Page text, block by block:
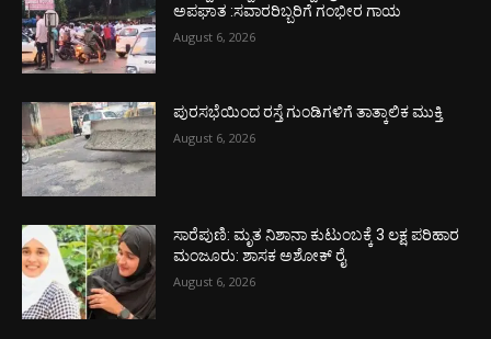
ಅಪಘಾತ :ಸವಾರರಿಬ್ಬರಿಗೆ ಗಂಭೀರ ಗಾಯ
August 6, 2026
ಪುರಸಭೆಯಿಂದ ರಸ್ತೆ ಗುಂಡಿಗಳಿಗೆ ತಾತ್ಕಾಲಿಕ ಮುಕ್ತಿ
August 6, 2026
ಸಾರೆಪುಣಿ: ಮೃತ ನಿಶಾನಾ ಕುಟುಂಬಕ್ಕೆ 3 ಲಕ್ಷ ಪರಿಹಾರ
ಮಂಜೂರು: ಶಾಸಕ ಅಶೋಕ್ ರೈ
August 6, 2026